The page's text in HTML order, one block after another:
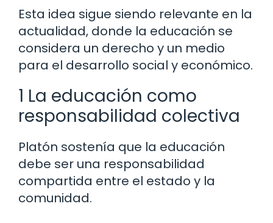
Esta idea sigue siendo relevante en la
actualidad, donde la educación se
considera un derecho y un medio
para el desarrollo social y económico.
1 La educación como
responsabilidad colectiva
Platón sostenía que la educación
debe ser una responsabilidad
compartida entre el estado y la
comunidad.